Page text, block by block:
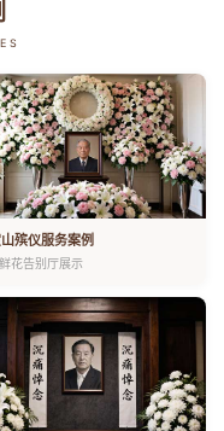
殡仪服务案例
花告别厅展示